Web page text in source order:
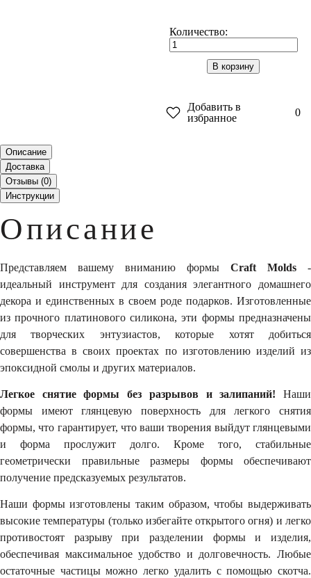
Количество:
В корзину
Добавить в
избранное
0
Описание
Доставка
Отзывы (0)
Инструкции
Описание
Представляем вашему вниманию формы Craft Molds -
идеальный инструмент для создания элегантного домашнего
декора и единственных в своем роде подарков. Изготовленные
из прочного платинового силикона, эти формы предназначены
для творческих энтузиастов, которые хотят добиться
совершенства в своих проектах по изготовлению изделий из
эпоксидной смолы и других материалов.
Легкое снятие формы без разрывов и залипаний! Наши
формы имеют глянцевую поверхность для легкого снятия
формы, что гарантирует, что ваши творения выйдут глянцевыми
и форма прослужит долго. Кроме того, стабильные
геометрически правильные размеры формы обеспечивают
получение предсказуемых результатов.
Наши формы изготовлены таким образом, чтобы выдерживать
высокие температуры (только избегайте открытого огня) и легко
противостоят разрыву при разделении формы и изделия,
обеспечивая максимальное удобство и долговечность. Любые
остаточные частицы можно легко удалить с помощью скотча.